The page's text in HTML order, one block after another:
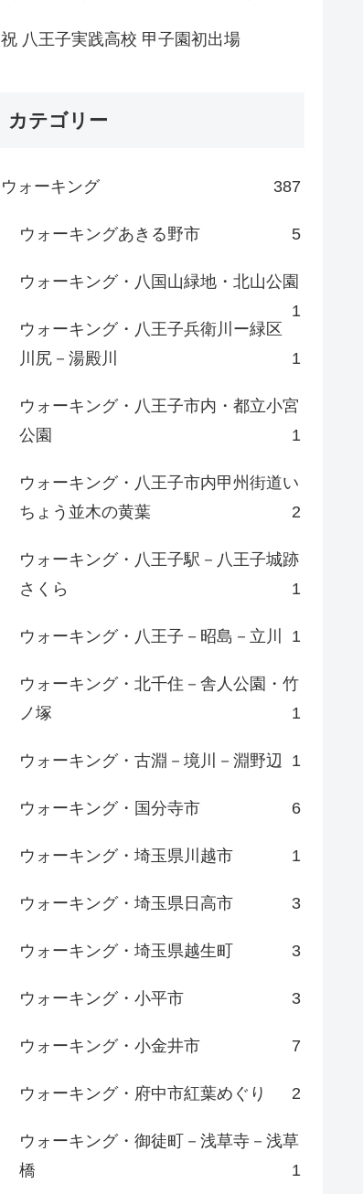
祝 八王子実践高校 甲子園初出場
カテゴリー
ウォーキング 387
ウォーキングあきる野市 5
ウォーキング・八国山緑地・北山公園
1
ウォーキング・八王子兵衛川ー緑区
川尻－湯殿川
1
ウォーキング・八王子市内・都立小宮
公園
1
ウォーキング・八王子市内甲州街道い
ちょう並木の黄葉
2
ウォーキング・八王子駅－八王子城跡
さくら
1
ウォーキング・八王子－昭島－立川 1
ウォーキング・北千住－舎人公園・竹
ノ塚
1
ウォーキング・古淵－境川－淵野辺 1
ウォーキング・国分寺市 6
ウォーキング・埼玉県川越市 1
ウォーキング・埼玉県日高市 3
ウォーキング・埼玉県越生町 3
ウォーキング・小平市 3
ウォーキング・小金井市 7
ウォーキング・府中市紅葉めぐり 2
ウォーキング・御徒町－浅草寺－浅草
橋
1